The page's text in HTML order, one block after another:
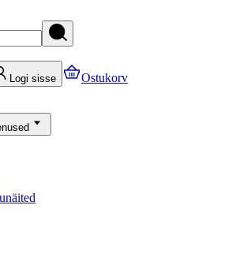
Logi sisse Ostukorv